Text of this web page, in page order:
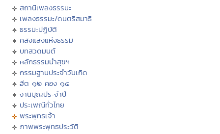
สถานีเพลงธรรมะ
เพลงธรรมะ/ดนตรีสมาธิ
ธรรมะปฏิบัติ
คลังแสงแห่งธรรม
บทสวดมนต์
หลักธรรมนำสุขฯ
กรรมฐานประจำวันเกิด
ฮีต ๑๒ คอง ๑๔
งานบุญประจำปี
ประเพณีทั่วไทย
พระพุทธเจ้า
ภาพพระพุทธประวัติ